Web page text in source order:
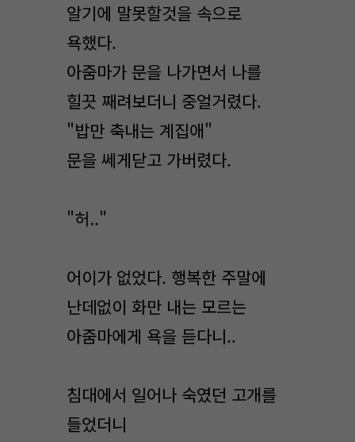
알기에 말못할것을 속으로
욕했다.
아줌마가 문을 나가면서 나를
힐끗 째려보더니 중얼거렸다.
"밥만 축내는 계집애"
문을 쎄게닫고 가버렸다.
"허.."
어이가 없었다. 행복한 주말에
난데없이 화만 내는 모르는
아줌마에게 욕을 듣다니..
침대에서 일어나 숙였던 고개를
들었더니